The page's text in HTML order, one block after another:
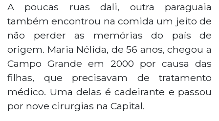
A poucas ruas dali, outra paraguaia
também encontrou na comida um jeito de
não perder as memórias do país de
origem. Maria Nélida, de 56 anos, chegou a
Campo Grande em 2000 por causa das
filhas, que precisavam de tratamento
médico. Uma delas é cadeirante e passou
por nove cirurgias na Capital.